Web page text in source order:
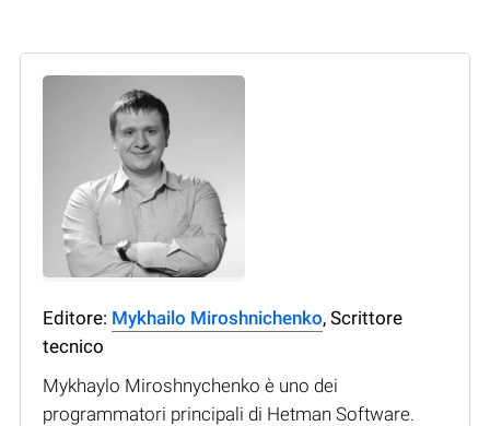
Editore: Mykhailo Miroshnichenko, Scrittore
tecnico
Mykhaylo Miroshnychenko è uno dei
programmatori principali di Hetman Software.